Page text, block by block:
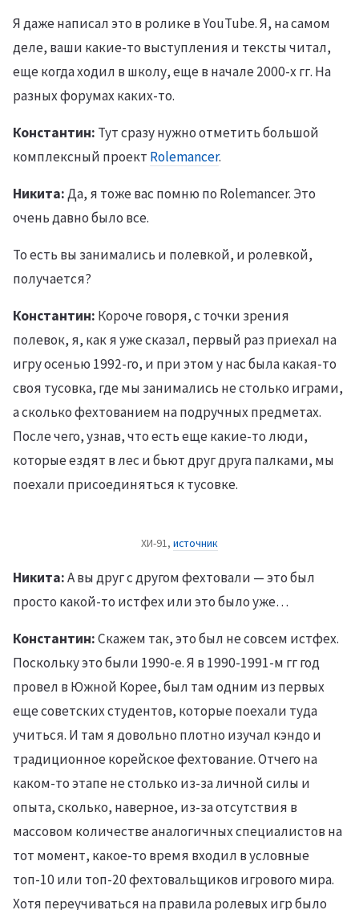
Я даже написал это в ролике в YouTube. Я, на самом
деле, ваши какие-то выступления и тексты читал,
еще когда ходил в школу, еще в начале 2000-х гг. На
разных форумах каких-то.
Константин: Тут сразу нужно отметить большой
комплексный проект Rolemancer.
Никита:Да, я тоже вас помню по Rolemancer. Это
очень давно было все.
То есть вы занимались и полевкой, и ролевкой,
получается?
Константин: Короче говоря, с точки зрения
полевок, я, как я уже сказал, первый раз приехал на
игру осенью 1992-го, и при этом у нас была какая-то
своя тусовка, где мы занимались не столько играми,
а сколько фехтованием на подручных предметах.
После чего, узнав, что есть еще какие-то люди,
которые ездят в лес и бьют друг друга палками, мы
поехали присоединяться к тусовке.
ХИ-91, источник
Никита:А вы друг с другом фехтовали — это был
просто какой-то истфех или это было уже…
Константин:Скажем так, это был не совсем истфех.
Поскольку это были 1990-е. Я в 1990-1991-м гг год
провел в Южной Корее, был там одним из первых
еще советских студентов, которые поехали туда
учиться. И там я довольно плотно изучал кэндо и
традиционное корейское фехтование. Отчего на
каком-то этапе не столько из-за личной силы и
опыта, сколько, наверное, из-за отсутствия в
массовом количестве аналогичных специалистов на
тот момент, какое-то время входил в условные
топ-10 или топ-20 фехтовальщиков игрового мира.
Хотя переучиваться на правила ролевых игр было